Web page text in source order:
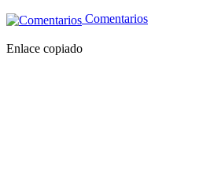
Comentarios
Enlace copiado